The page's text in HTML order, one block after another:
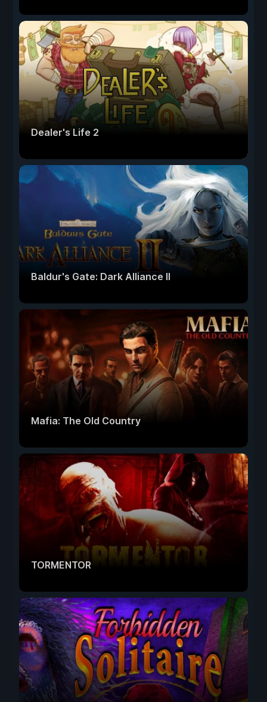
Dealer's Life 2
Baldur's Gate: Dark Alliance II
Mafia: The Old Country
TORMENTOR